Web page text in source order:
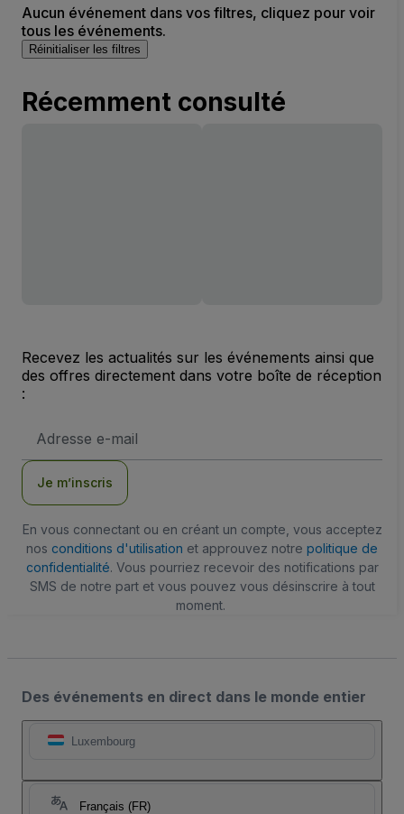
Aucun événement dans vos filtres, cliquez pour voir
tous les événements.
Réinitialiser les filtres
Récemment consulté
Recevez les actualités sur les événements ainsi que
des offres directement dans votre boîte de réception
:
e-
Je m’inscris
En vous connectant ou en créant un compte, vous acceptez
nos conditions d'utilisation et approuvez notre politique de
confidentialité. Vous pourriez recevoir des notifications par
SMS de notre part et vous pouvez vous désinscrire à tout
moment.
Des événements en direct dans le monde entier
Luxembourg
Français (FR)